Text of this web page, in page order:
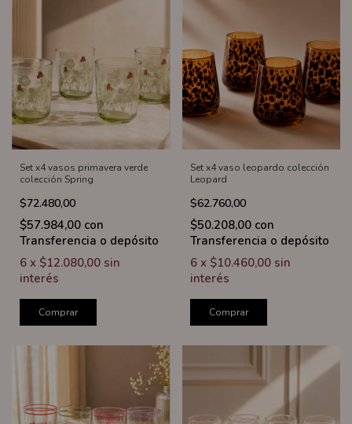
Set x4 vasos primavera verde
colección Spring
$72.480,00
$57.984,00 con
Transferencia o depósito
6 x $12.080,00 sin
interés
Comprar
Set x4 vaso leopardo colección
Leopard
$62.760,00
$50.208,00 con
Transferencia o depósito
6 x $10.460,00 sin
interés
Comprar